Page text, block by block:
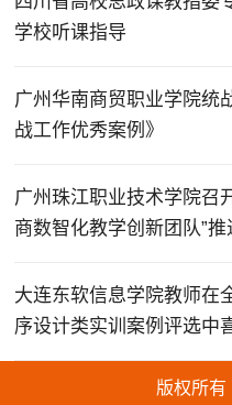
学校听课指导
广州华南商贸职业学院统
战工作优秀案例》
广州珠江职业技术学院召
商数智化教学创新团队”推
大连东软信息学院教师在
序设计类实训案例评选中
版权所有